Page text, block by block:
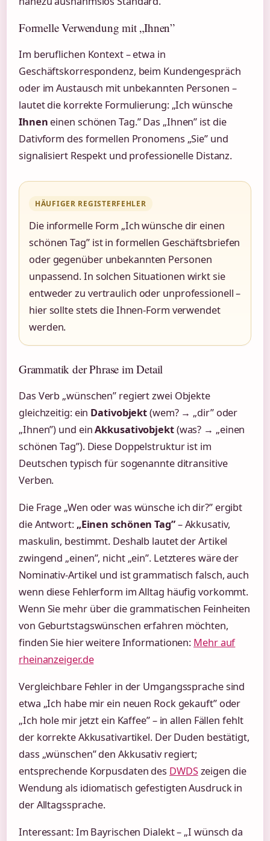
Formelle Verwendung mit „Ihnen”
Im beruflichen Kontext – etwa in
Geschäftskorrespondenz, beim Kundengespräch
oder im Austausch mit unbekannten Personen –
lautet die korrekte Formulierung: „Ich wünsche
Ihnen einen schönen Tag.” Das „Ihnen” ist die
Dativform des formellen Pronomens „Sie” und
signalisiert Respekt und professionelle Distanz.
HÄUFIGER REGISTERFEHLER
Die informelle Form „Ich wünsche dir einen
schönen Tag” ist in formellen Geschäftsbriefen
oder gegenüber unbekannten Personen
unpassend. In solchen Situationen wirkt sie
entweder zu vertraulich oder unprofessionell –
hier sollte stets die Ihnen-Form verwendet
werden.
Grammatik der Phrase im Detail
Das Verb „wünschen” regiert zwei Objekte
gleichzeitig: ein Dativobjekt(wem? → „dir” oder
„Ihnen”) und einAkkusativobjekt(was? → „einen
schönen Tag”). Diese Doppelstruktur ist im
Deutschen typisch für sogenannte ditransitive
Verben.
Die Frage „Wen oder was wünsche ich dir?” ergibt
die Antwort: „Einen schönen Tag”– Akkusativ,
maskulin, bestimmt. Deshalb lautet der Artikel
zwingend „einen”, nicht „ein”. Letzteres wäre der
Nominativ-Artikel und ist grammatisch falsch, auch
wenn diese Fehlerform im Alltag häufig vorkommt.
Wenn Sie mehr über die grammatischen Feinheiten
von Geburtstagswünschen erfahren möchten,
finden Sie hier weitere Informationen: Mehr auf
rheinanzeiger.de
Vergleichbare Fehler in der Umgangssprache sind
etwa „Ich habe mir ein neuen Rock gekauft” oder
„Ich hole mir jetzt ein Kaffee” – in allen Fällen fehlt
der korrekte Akkusativartikel. Der Duden bestätigt,
dass „wünschen” den Akkusativ regiert;
entsprechende Korpusdaten des DWDSzeigen die
Wendung als idiomatisch gefestigten Ausdruck in
der Alltagssprache.
Interessant: Im Bayrischen Dialekt – „I wünsch da